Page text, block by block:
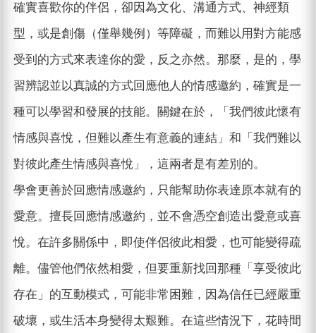
確實喜歡你的伴侶，卻因為文化、溝通方式、神經類
型，或是創傷（僅舉幾例）等障礙，而難以用對方能感
受到的方式來表達你的愛，反之亦然。那麼，是的，學
習辨認並以真誠的方式回應他人的情感邀約，確實是一
種可以學習和發展的技能。關鍵在於，「我們彼此懷有
情感與喜悅，但難以產生有意義的連結」和「我們難以
對彼此產生情感與喜悅」，這兩者是有差別的。
學會更善於回應情感邀約，只能幫助你表達原本就有的
愛意。擅長回應情感邀約，並不會憑空創造出愛意或喜
悅。在許多關係中，即使伴侶彼此相愛，也可能變得疏
離。儘管他們依然相愛，但要重新找回那種「享受彼此
存在」的互動模式，可能非常困難，因為信任已經嚴重
破壞，或生活本身變得太艱難。在這些情況下，花時間